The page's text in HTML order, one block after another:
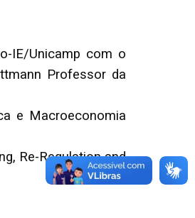
IE/Unicamp com o
Professor da
e Macroeconomia
Re-Regulation and